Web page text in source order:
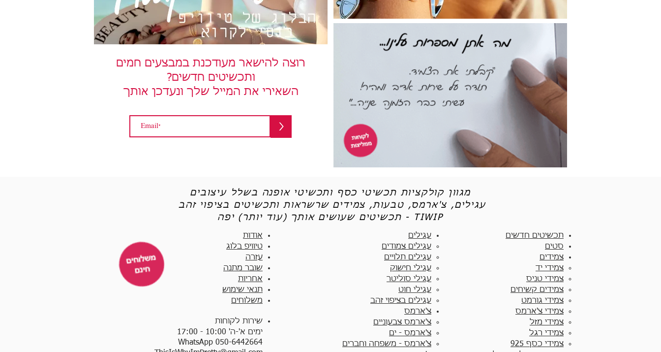
רוצה להישאר מעודכנת במבצעים חמים
ותכשיטים חדשים?
השאירי את המייל שלך ונעדכן אותך
>
מגוון קולקציות תכשיטי כסף ותכשיטי אופנה בשלל עיצובים
עגילים, צ'ארמס, טבעות, צמידים שרשראות ותכשיטים בציפוי זהב
תכשיטים שעושים אותך (עוד יותר) יפה - TIWIP
אודות
טיוויפ בלוג
עזרה
שובר מתנה
אחריות
תנאי שימוש
משלוחים
שירות לקוחות
ימים א'-ה' 10:00 - 17:00
WhatsApp 050-6442664
עגילים
עגילים צמודים​
עגילים תלויים
עגילי חישוק
עגילי סוליטר
עגילי חוט
עגילים בציפוי זהב
צ'ארמס
צ'ארמס צבעוניים​
צ'ארמס - ים
צ'ארמס - משפחה וחברים
תכשיטים חדשים
סטים
צמידים
צמידי יד​
צמידי טניס
צמידים קשיחים
צמידי גורמט
צמידי צ'ארמס
צמידי מזל
צמידי רגל
צמידי כסף 925